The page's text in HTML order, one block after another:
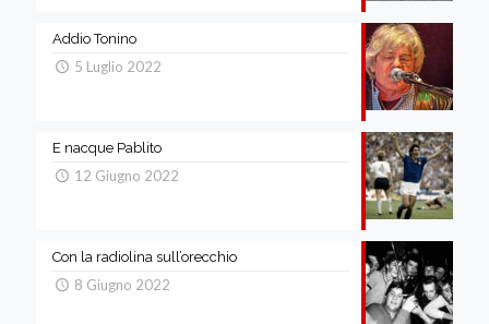
Addio Tonino
5 Luglio 2022
E nacque Pablito
12 Giugno 2022
Con la radiolina sull’orecchio
8 Giugno 2022